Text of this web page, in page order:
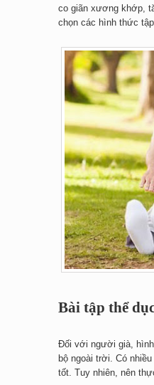
co giãn xương khớp,
chọn các hình thức
Bài tập thể
Đối với người già, hình
bộ ngoài trời. Có
tốt. Tuy nhiên, nên